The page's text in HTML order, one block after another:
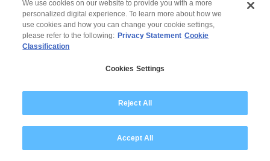
Wirtschaftsinformatik vom New Jersey
Institute of Technology und einen Bachelor-
Abschluss in Pharmaingenieurwesen aus
© 2026 Wipro
Disclaimer
Privacy
We use cookies on our website to provide you with a more
personalized digital experience. To learn more about how we
use cookies and how you can change your cookie settings,
please refer to the following: Privacy Statement Cookie
Classification
Cookies Settings
Reject All
Accept All